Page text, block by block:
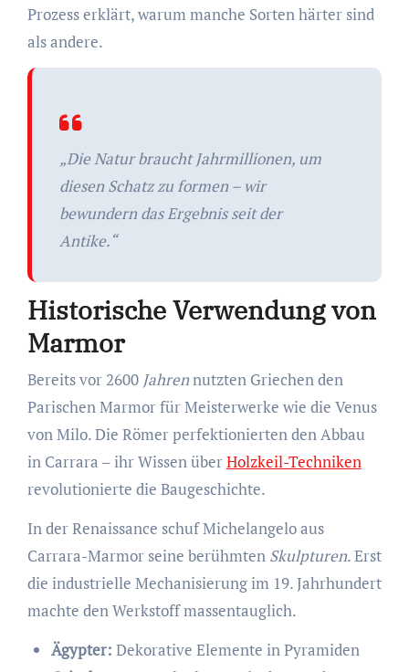
Prozess erklärt, warum manche Sorten härter sind
als andere.
„Die Natur braucht Jahrmillionen, um
diesen Schatz zu formen – wir
bewundern das Ergebnis seit der
Antike.“
Historische Verwendung von
Marmor
Bereits vor 2600 Jahrennutzten Griechen den
Parischen Marmor für Meisterwerke wie die Venus
von Milo. Die Römer perfektionierten den Abbau
in Carrara – ihr Wissen überHolzkeil-Techniken
revolutionierte die Baugeschichte.
In der Renaissance schuf Michelangelo aus
Carrara-Marmor seine berühmten Skulpturen. Erst
die industrielle Mechanisierung im 19. Jahrhundert
machte den Werkstoff massentauglich.
Ägypter: Dekorative Elemente in Pyramiden